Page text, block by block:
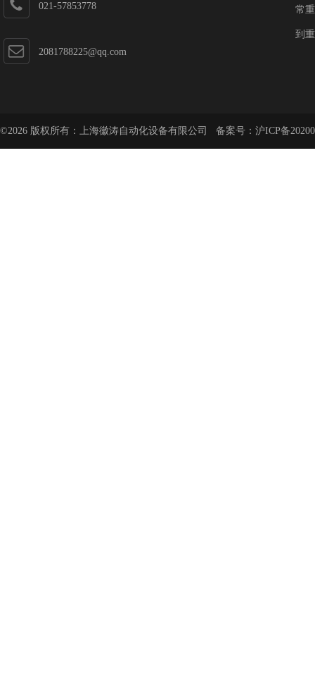
021-57853778
2081788225@qq.com
常
到
©2026 版权所有：上海徽涛自动化设备有限公司 备案号： 沪ICP备